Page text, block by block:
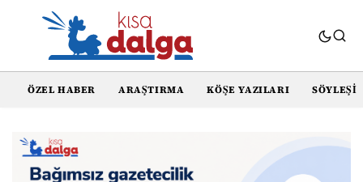
ÖZEL HABER ARAŞTIRMA KÖŞE YAZILARI SÖYLEŞI